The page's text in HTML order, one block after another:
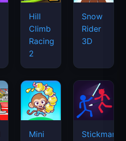
Hill
Climb
Racing
2
Snow
Rider
3D
Mini
Stickman